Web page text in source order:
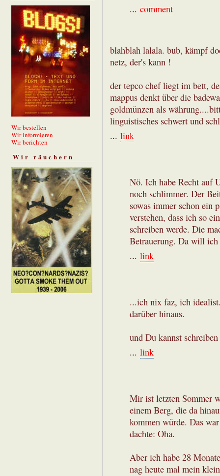
Wir bestellen
Wir informieren
Wir berichten
Wir räuchern
... comment
blahblah lalala. bub, kämpf
netz, der's kann !
der tepco chef liegt im bett,
mappus denkt über die
goldmünzen als
linguistisches schwert und
... link
Nö. Ich habe Recht auf
noch schlimmer. Der
sowas immer schon ein
verstehen, dass ich so
schreiben werde. Die
Betrauerung. Da will
... link
...ich nix faz, ich
darüber hinaus.
und Du kannst
... link
Mir ist letzten Sommer
einem Berg, die da
kommen würde. Das
dachte: Oha.
Aber ich habe 28
nag heute mal mein